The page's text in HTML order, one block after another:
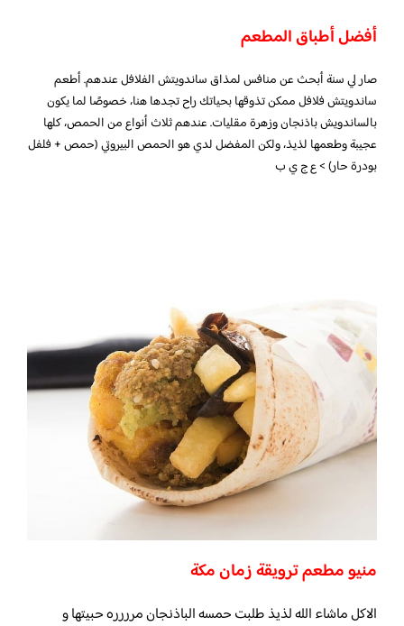
أفضل أطباق المطعم
صار لي سنة أبحث عن منافس لمذاق ساندويتش الفلافل عندهم. أطعم
ساندويتش فلافل ممكن تذوقها بحياتك راح تجدها هنا، خصوصًا لما يكون
بالساندويش باذنجان وزهرة مقليات. عندهم ثلاث أنواع من الحمص، كلها
عجيبة وطعمها لذيذ، ولكن المفضل لدي هو الحمص البيروتي (حمص + فلفل
بودرة حار) > ع ج ي ب
منيو مطعم ترويقة زمان مكة
الاكل ماشاء الله لذيذ طلبت حمسه الباذنجان مرررره حبيتها و